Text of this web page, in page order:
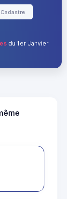
Cadastre
du 1er Janvier